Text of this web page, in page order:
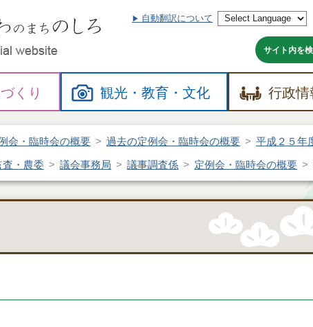
自動翻訳について
サイト内を
くり 観光・教育・文化 行政情
会・臨時会の概要 過去の定例会・臨時会の概要 平成２５年
査・農委 議会事務局 議事調査係 定例会・臨時会の概要